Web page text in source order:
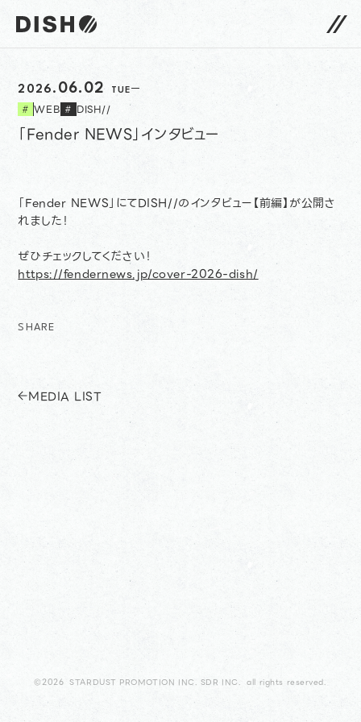
DISH// サイトトップへ
開始日
2026. 06.02 TUE
# WEB # DISH//
「Fender NEWS」インタビュー
「Fender NEWS」にてDISH//のインタビュー【前編】が公開さ
れました！
ぜひチェックしてください！
https://fendernews.jp/cover-2026-dish/
SHARE
MEDIA LIST
©2026 STARDUST PROMOTION INC. SDR INC. all rights reserved.